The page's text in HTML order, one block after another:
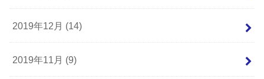
2019年12月 (14)
2019年11月 (9)